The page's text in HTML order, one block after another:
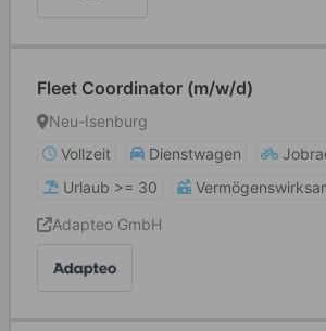
Fleet Coordinator (m/w/d)
Neu-Isenburg
Vollzeit
Dienstwagen
Urlaub >= 30
Adapteo GmbH